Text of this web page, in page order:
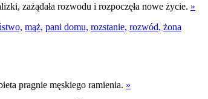
zażądała rozwodu i rozpoczęła nowe życie. »
mąż, pani domu, rozstanie, rozwód, żona
pragnie męskiego ramienia. »